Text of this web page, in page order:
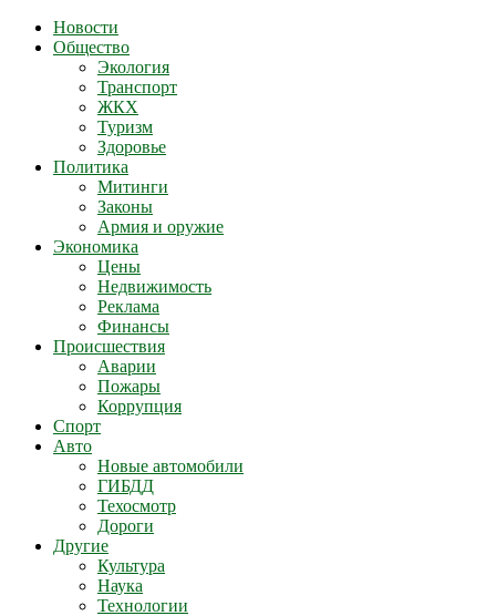
Новости
Общество
Экология
Транспорт
ЖКХ
Туризм
Здоровье
Политика
Митинги
Законы
Армия и оружие
Экономика
Цены
Недвижимость
Реклама
Финансы
Происшествия
Аварии
Пожары
Коррупция
Спорт
Авто
Новые автомобили
ГИБДД
Техосмотр
Дороги
Другие
Культура
Наука
Технологии